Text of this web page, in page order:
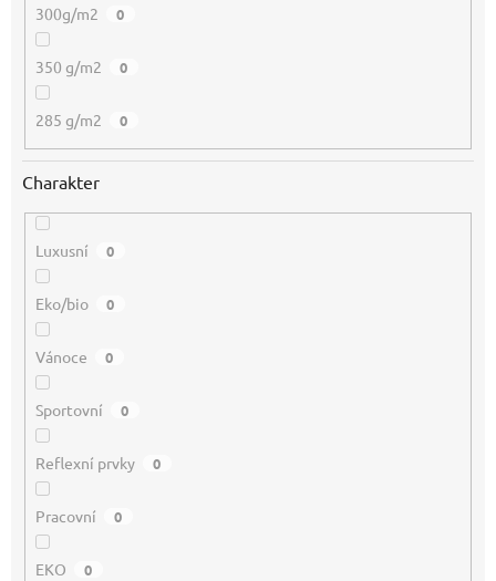
300g/m2 0
350 g/m2 0
285 g/m2 0
Charakter
Luxusní 0
Eko/bio 0
Vánoce 0
Sportovní 0
Reflexní prvky 0
Pracovní 0
EKO 0